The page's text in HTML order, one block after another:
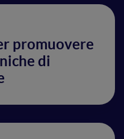
promuovere
di